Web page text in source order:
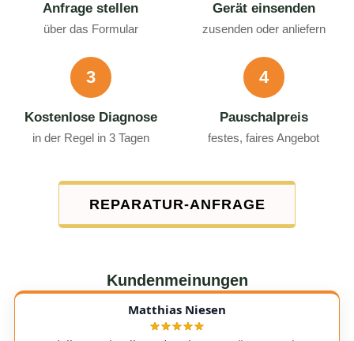
Anfrage stellen
über das Formular
Gerät einsenden
zusenden oder anliefern
3
Kostenlose Diagnose
in der Regel in 3 Tagen
4
Pauschalpreis
festes, faires Angebot
REPARATUR-ANFRAGE
Kundenmeinungen
Matthias Niesen